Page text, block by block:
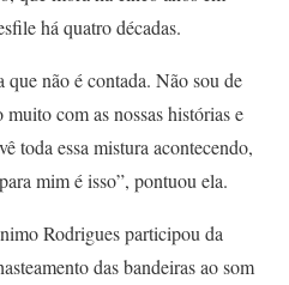
há quatro décadas.
que não é contada. Não sou de
com as nossas histórias e
toda essa mistura acontecendo,
mim é isso”, pontuou ela.
Rodrigues participou da
das bandeiras ao som